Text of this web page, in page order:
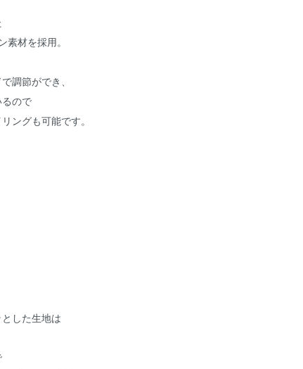
材を採用。
調節ができ、
ので
ングも可能です。
した生地は